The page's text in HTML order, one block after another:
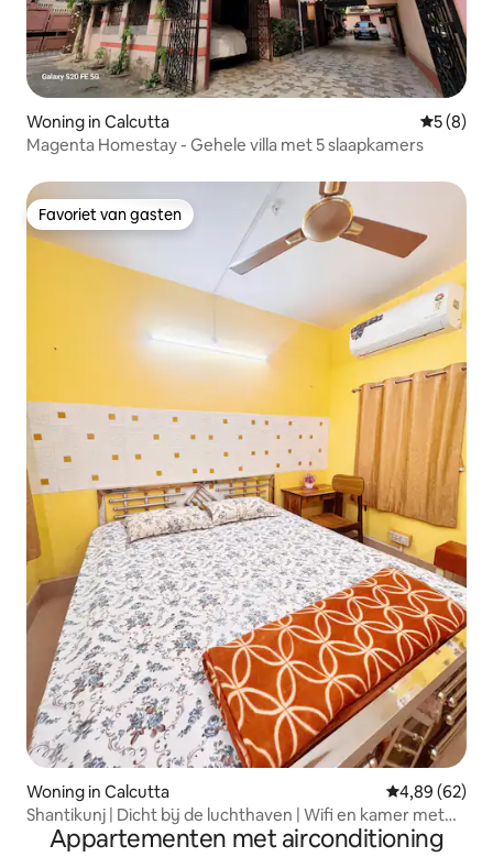
Woning in Calcutta
5 (8)
Magenta Homestay - Gehele villa met 5 slaapkamers
Favoriet van gasten
Favoriet van gasten
Woning in Calcutta Gemiddelde
4,89 (62)
Shantikunj | Dicht bij de luchthaven | Wifi en kamer met
airconditioning | Rust
Appartementen met airconditioning